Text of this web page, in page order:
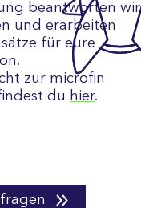
beantworten wir
und erarbeiten
für eure
zur microfin
du hier.